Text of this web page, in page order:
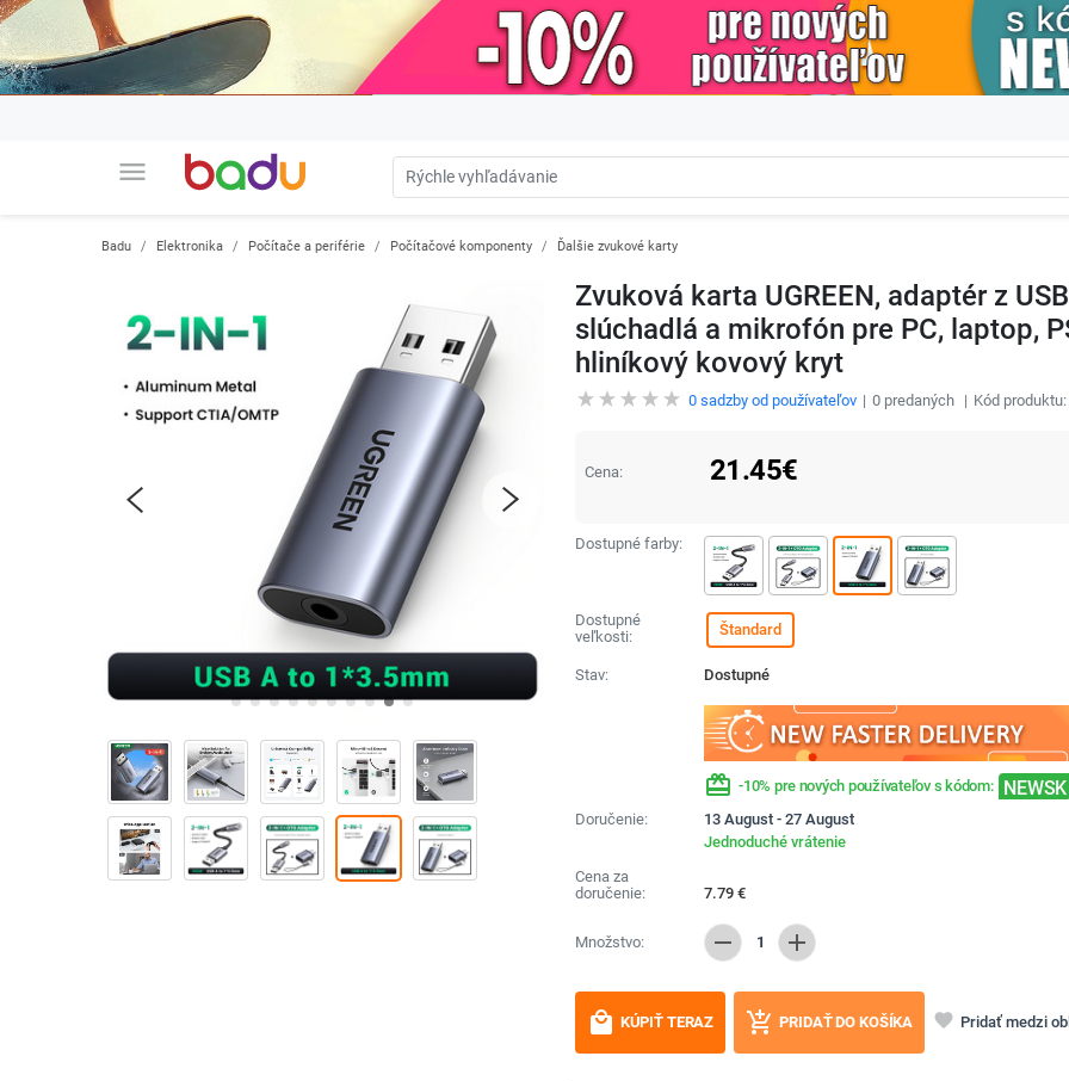
menu
Badu Elektronika Počítače a periférie Počítačové komponenty Ďalšie zvukové karty
Zvuková karta UGREEN, adaptér z
slúchadlá a mikrofón pre PC, laptop,
hliníkový kovový kryt
0sadzby od používateľov 0predaných Kód produktu:
Cena: 21.45€
Dostupné farby:
Dostupné
veľkosti:
Štandard
Stav: Dostupné
redeem -10% pre nových používateľov s kódom: NEWSK
Doručenie:
13 August - 27 August
Jednoduché vrátenie
Cena za
doručenie:
7.79€
Množstvo: remove 1 add
local_mall KÚPIŤ TERAZ add_shopping_cart PRIDAŤ DO KOŠÍKA favorite Pridať medzi